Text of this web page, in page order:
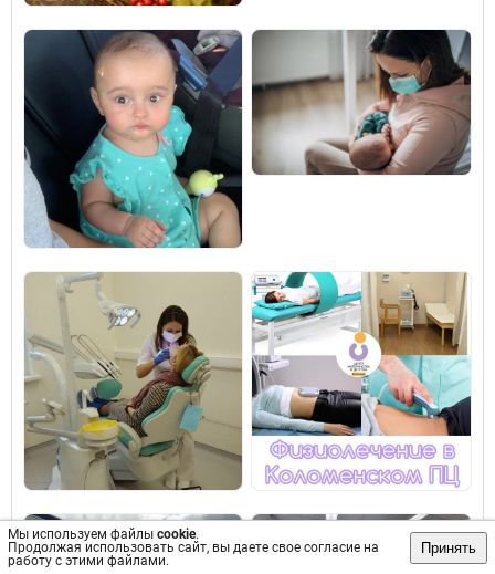
Мы используем файлы cookie.
Продолжая использовать сайт, вы даете свое согласие на
работу с этими файлами.
Принять